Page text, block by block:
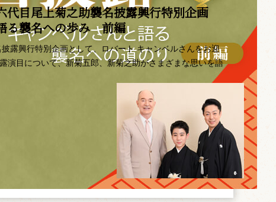
目尾上菊之助襲名披露興行特別企画 ――
る襲名への歩み 前編
露興行特別企画として、ロバート キャンベルさんをお迎
演目について、新菊五郎、新菊之助がさまざまな思いを語